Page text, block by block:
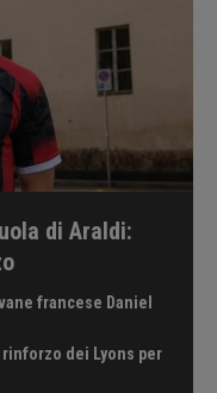
di Araldi:
francese Daniel
dei Lyons per